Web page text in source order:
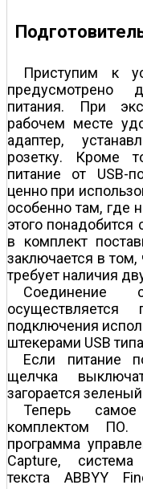
Приступим к
предусмотрено
питания. При
рабочем месте
адаптер,
розетку. Кроме
питание от USB-
ценно при
особенно там, где
этого
в комплект
заключается в
требует наличия
Соединение
подключения
штекерами USB
Если питание
щелчка
загорается
Теперь
комплектом ПО.
программа
Capture, система
текста ABBYY